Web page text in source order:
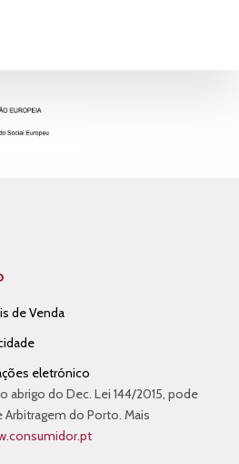
de Venda
eletrónico
abrigo do Dec. Lei 144/2015, pode
do Porto. Mais